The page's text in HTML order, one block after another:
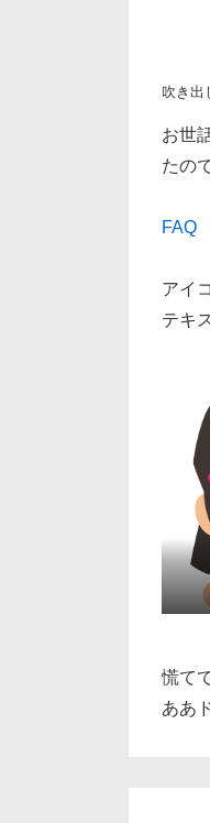
吹き出
お世
たの
FAQ
アイ
テキ
慌て
ああ